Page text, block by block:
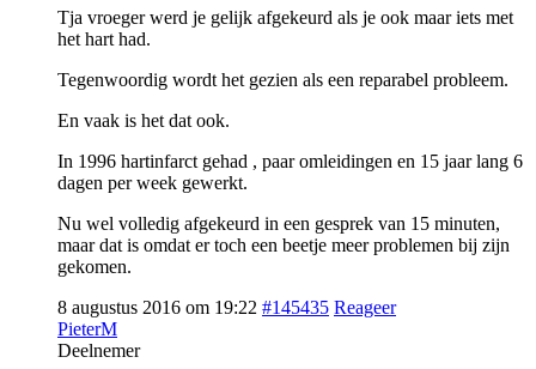
Tja vroeger werd je gelijk afgekeurd als je ook maar iets met
het hart had.
Tegenwoordig wordt het gezien als een reparabel probleem.
En vaak is het dat ook.
In 1996 hartinfarct gehad , paar omleidingen en 15 jaar lang 6
dagen per week gewerkt.
Nu wel volledig afgekeurd in een gesprek van 15 minuten,
maar dat is omdat er toch een beetje meer problemen bij zijn
gekomen.
8 augustus 2016 om 19:22 #145435 Reageer
PieterM
Deelnemer